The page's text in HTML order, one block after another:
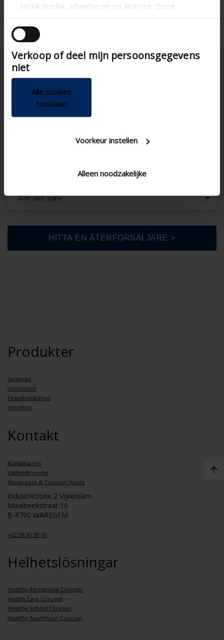
social media, adverteren en analyse. Deze
andere informatie die u aan ze heeft verstrekt of
die ze hebben verzameld op basis van uw gebruik
van hun services.
Verkoop of deel mijn persoonsgegevens
niet
Alle cookies
toestaan
Voorkeur instellen
Alleen noodzakelijke
Sverig
Gör-det-själv
Produkter
Solskydd
Ventilation
Fasadbeklädnad
Utomhus
Kontakt
Kontakta oss
Vägbeskrivning
Showroom & Concept Home
Industriezone 2 Vijverdam
Maalbeekstraat 10
B-8790 WAREGEM
+32 56 30 30 00
Helhetslösningar
Healthy Residential Concept
Health Care Concept
Healthy School Concept
Healthy Apartment Concept